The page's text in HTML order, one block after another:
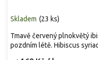
Skladem (23 ks)
Tmavě červený plnokvětý
pozdním létě. Hibiscus